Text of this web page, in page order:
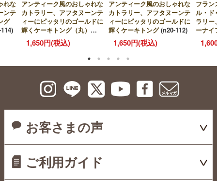
れな
ンテ
グ
アンティーク風のおしゃれな
カトラリー、アフタヌーンテ
ィーにピッタリのゴールドに
輝くケーキトング（丸）
(n20-113)
1,650円(税込)
アンティーク風のおしゃれな
カトラリー、アフタヌーンテ
ィーにピッタリのゴールドに
輝くケーキトング (n20-112)
1,650円(税込)
フラン
ル・ド
ラリー
ーナイ
お客さまの声
ご利用ガイド